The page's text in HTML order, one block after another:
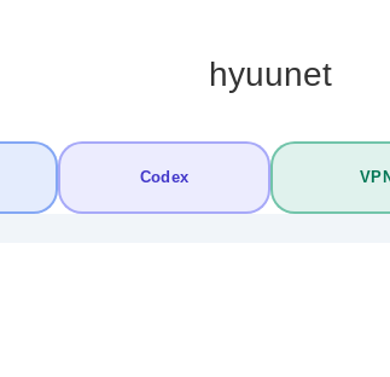
hyuunet
Codex VPN